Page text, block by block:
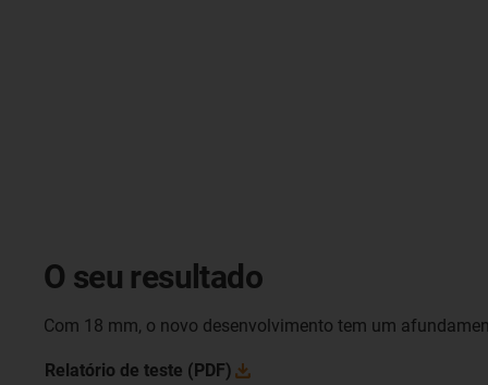
O seu resultado
Com 18 mm, o novo desenvolvimento tem um
Relatório de teste (PDF)